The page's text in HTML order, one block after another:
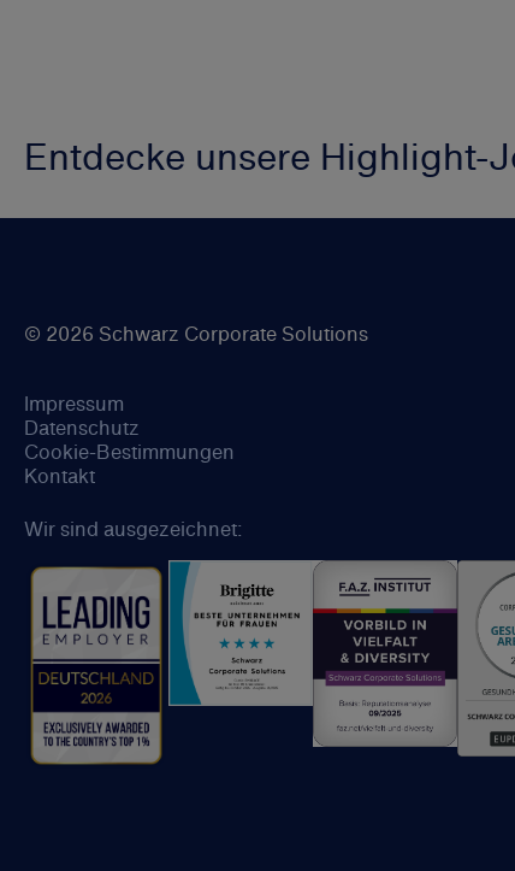
Entdecke unsere Highlight-
© 2026 Schwarz Corporate Solutions
Impressum
Datenschutz
Cookie-Bestimmungen
Kontakt
Wir sind ausgezeichnet: